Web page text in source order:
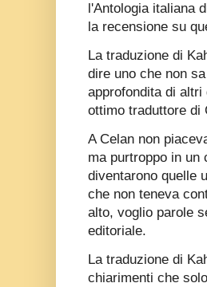
l'Antologia italiana
la recensione su
La traduzione di
dire uno che non
approfondita di
ottimo traduttore di
A Celan non
ma purtroppo in un
diventarono quelle
che non teneva
alto, voglio parole
editoriale.
La traduzione di
chiarimenti che